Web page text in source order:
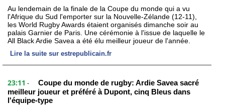
Au lendemain de la finale de la Coupe du monde qui a vu
l'Afrique du Sud l'emporter sur la Nouvelle-Zélande (12-11),
les World Rugby Awards étaient organisés dimanche soir au
palais Garnier de Paris. Une cérémonie à l'issue de laquelle le
All Black Ardie Savea a été élu meilleur joueur de l'année.
Lire la suite sur estrepublicain.fr
23:11 -
Coupe du monde de rugby: Ardie Savea sacré
meilleur joueur et préféré à Dupont, cinq Bleus dans
l'équipe-type